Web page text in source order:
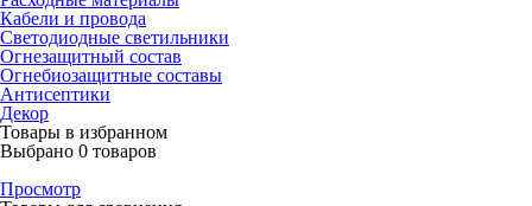
Кабели и провода
Светодиодные светильники
Огнезащитный состав
Огнебиозащитные составы
Антисептики
Декор
Товары в избранном
Выбрано 0 товаров
Просмотр